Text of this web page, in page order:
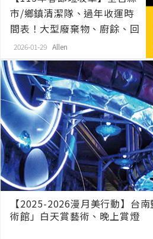
市/鄉鎮清潔隊、過年收運時
間表！大型廢棄物、廚餘、回
收
2026-01-29 Allen
【2025-2026漫月美行動】台
術館」白天賞藝術、晚上賞燈